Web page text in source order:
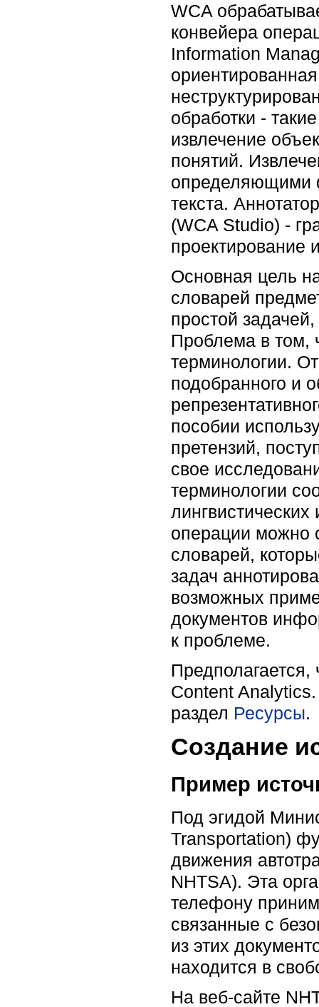
WCA
конвейера
Information
обработки -
извлечение
понятий.
определяющими
текста.
(WCA Studio) -
проектирование
Основная цель
словарей
простой
Проблема в том,
терминологии.
подобранного и
пособии
претензий,
свое
терминологии
операции можно
словарей,
задач
возможных
документов
к проблеме.
Content
раздел Ресурсы.
Создание
Пример
Под эгидой
Transportation)
движения
NHTSA). Эта
телефону
связанные с
из этих
находится в
На веб-сайте